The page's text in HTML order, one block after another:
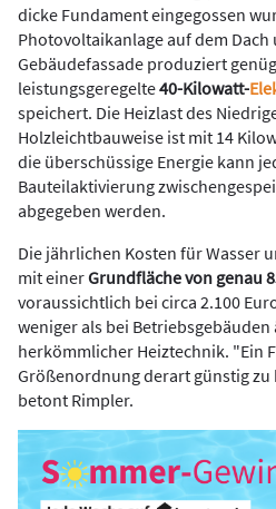
dicke Fundament eingegossen
Photovoltaikanlage auf dem Dach
Gebäudefassade produziert
leistungsgeregelte40-Kilowatt-
speichert. Die Heizlast des
Holzleichtbauweise ist mit 14
die überschüssige Energie kann
Bauteilaktivierung
abgegeben werden.
Die jährlichen Kosten für Wasser
mit einerGrundfläche von genau
voraussichtlich bei circa 2.100
weniger als bei
herkömmlicher Heiztechnik. "Ein
Größenordnung derart günstig
betont Rimpler.